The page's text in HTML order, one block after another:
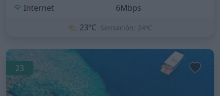
Internet
6Mbps
⛅ 23ºC Sensación: 24ºC
23